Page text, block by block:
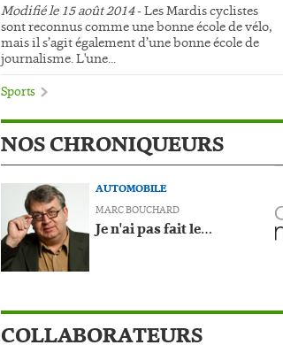
Modifié le 15 août 2014- Les Mardis cyclistes
sont reconnus comme une bonne école de vélo,
mais il s’agit également d’une bonne école de
journalisme. L'une...
Sports
NOS CHRONIQUEURS
AUTOMOBILE
MARC BOUCHARD
Je n'ai pas fait le…
COLLABORATEURS